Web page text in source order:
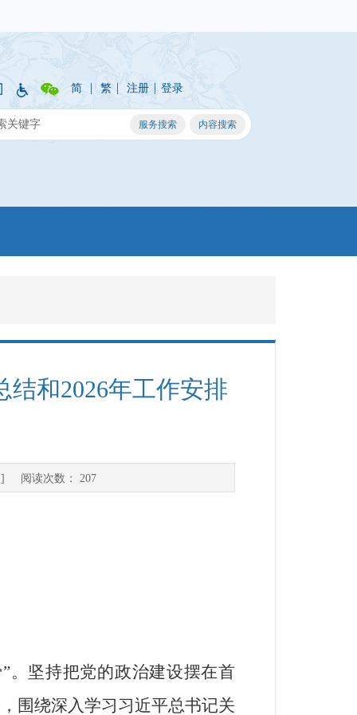
简 | 繁 | 注册 | 登录
和2026年工作安排
阅读次数： 207
”。坚持把党的政治建设摆在首
围绕深入学习习近平总书记关